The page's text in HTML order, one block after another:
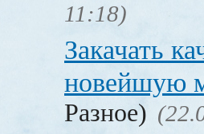
11:18)
Закачать
новейшую
Разное)